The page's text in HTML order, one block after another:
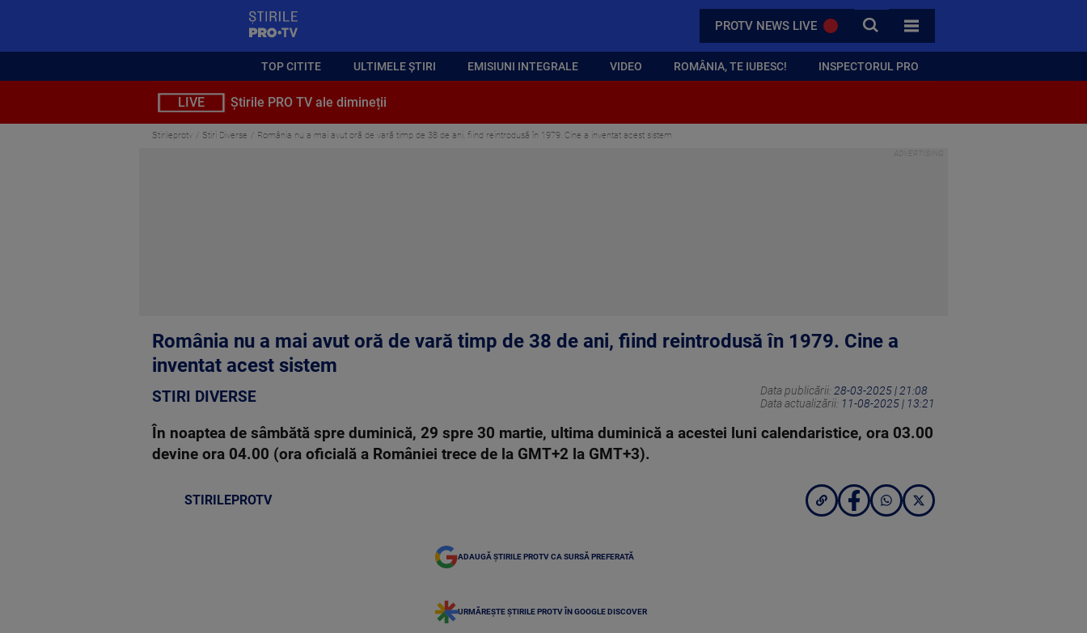
PROTV NEWS LIVE CAUTA
TOATE CATEGORIILE
TOP CITITE ULTIMELE ȘTIRI EMISIUNI INTEGRALE VIDEO ROMÂNIA, TE IUBESC! INSPECTORUL PRO
LIVE Știrile PRO TV ale dimineții
Stirileprotv Stiri Diverse România nu a mai avut oră de vară timp de 38 de ani, fiind reintrodusă în 1979. Cine a inventat acest sistem
România nu a mai avut oră de vară timp de 38 de ani, fiind reintrodusă în 1979. Cine a
inventat acest sistem
STIRI DIVERSE Data publicării: 28-03-2025 | 21:08
Data actualizării: 11-08-2025 | 13:21
În noaptea de sâmbătă spre duminică, 29 spre 30 martie, ultima duminică a acestei luni calendaristice, ora 03.00
devine ora 04.00 (ora oficială a României trece de la GMT+2 la GMT+3).
STIRILEPROTV
ADAUGĂ ȘTIRILE PROTV CA SURSĂ PREFERATĂ
URMĂREȘTE ȘTIRILE PROTV ÎN GOOGLE DISCOVER